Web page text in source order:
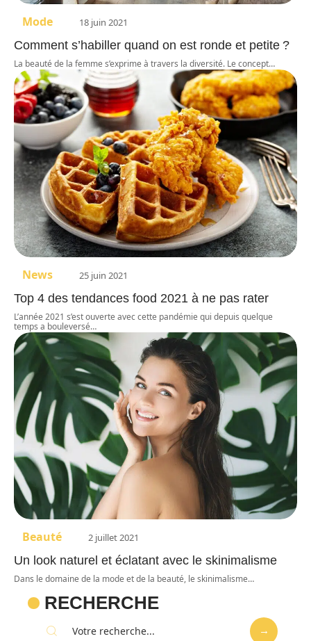
Mode 18 juin 2021
Comment s’habiller quand on est ronde et petite ?
La beauté de la femme s’exprime à travers la diversité. Le concept…
News 25 juin 2021
Top 4 des tendances food 2021 à ne pas rater
L’année 2021 s’est ouverte avec cette pandémie qui depuis quelque
temps a bouleversé…
Beauté 2 juillet 2021
Un look naturel et éclatant avec le skinimalisme
Dans le domaine de la mode et de la beauté, le skinimalisme…
RECHERCHE